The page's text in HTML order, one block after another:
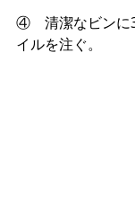
④　清潔なビンに
イルを注ぐ。